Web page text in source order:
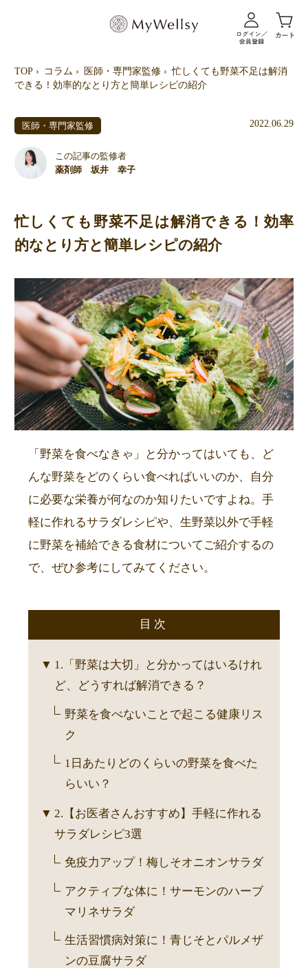
TOP コラム 医師・専門家監修
忙しくても野菜不足は解消
できる！効率的なとり方と簡単レシピの紹介
医師・専門家監修
この記事の監修者
薬剤師 坂井 幸子
2022.06.29
忙しくても野菜不足は解消できる！効率
的なとり方と簡単レシピの紹介
「野菜を食べなきゃ」と分かってはいても、ど
んな野菜をどのくらい食べればいいのか、自分
に必要な栄養が何なのか知りたいですよね。手
軽に作れるサラダレシピや、生野菜以外で手軽
に野菜を補給できる食材についてご紹介するの
で、ぜひ参考にしてみてください。
目次
1.「野菜は大切」と分かってはいるけれ
ど、どうすれば解消できる？
野菜を食べないことで起こる健康リス
ク
1日あたりどのくらいの野菜を食べた
らいい？
2.【お医者さんおすすめ】手軽に作れる
サラダレシピ3選
免疫力アップ！梅しそオニオンサラダ
アクティブな体に！サーモンのハーブ
マリネサラダ
生活習慣病対策に！青じそとパルメザ
ンの豆腐サラダ